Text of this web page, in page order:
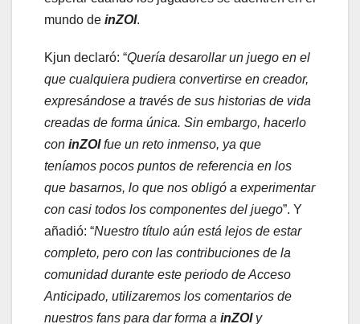
mundo de inZOI.
Kjun declaró: “Quería desarollar un juego en el
que cualquiera pudiera convertirse en creador,
expresándose a través de sus historias de vida
creadas de forma única. Sin embargo, hacerlo
con inZOIfue un reto inmenso, ya que
teníamos pocos puntos de referencia en los
que basarnos, lo que nos obligó a experimentar
con casi todos los componentes del juego”. Y
añadió: “Nuestro título aún está lejos de estar
completo, pero con las contribuciones de la
comunidad durante este periodo de Acceso
Anticipado, utilizaremos los comentarios de
nuestros fans para dar forma a inZOIy